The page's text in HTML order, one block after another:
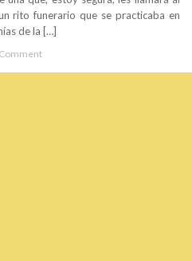
rito funerario que se practicaba en
de la […]